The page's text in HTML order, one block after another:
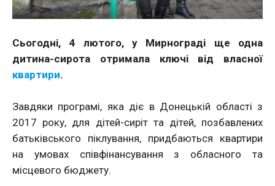
Сьогодні, 4 лютого, у Мирнограді ще одна
дитина-сирота отримала ключі від власної
квартири.
Завдяки програмі, яка діє в Донецькій області з
2017 року, для дітей-сиріт та дітей, позбавлених
батьківського піклування, придбаються квартири
на умовах співфінансування з обласного та
місцевого бюджету.